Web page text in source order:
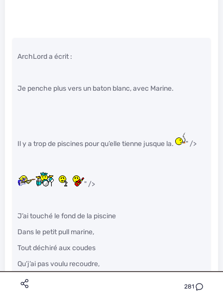
281
ArchLord a écrit :
Je penche plus vers un baton blanc, avec Marine.
Il y a trop de piscines pour qu’elle tienne jusque la. " />
" />
J’ai touché le fond de la piscine
Dans le petit pull marine,
Tout déchiré aux coudes
Qu’j’ai pas voulu recoudre,
Que tu m’avais donné.